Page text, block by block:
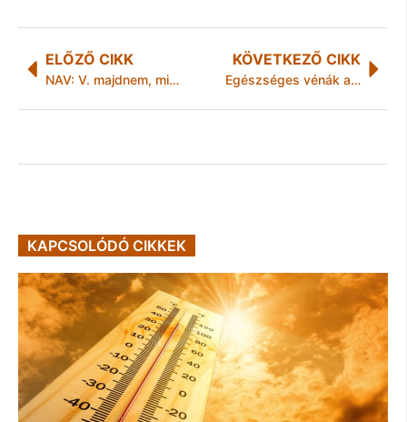
ELŐZŐ CIKK
NAV: V. majdnem, mint Valentino
KÖVETKEZŐ CIKK
Egészséges vénák a terhesség idején is – szakértői tippek a kismamáknak
KAPCSOLÓDÓ CIKKEK